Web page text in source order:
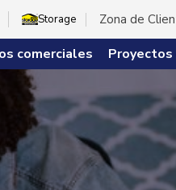
Storage Zona de
comerciales